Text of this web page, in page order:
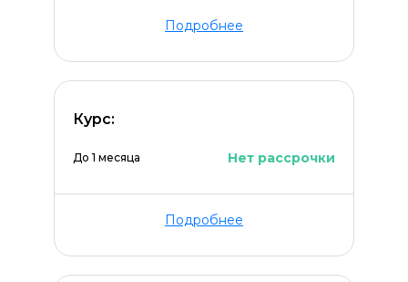
Подробнее
Курс:
До 1 месяца Нет рассрочки
Подробнее